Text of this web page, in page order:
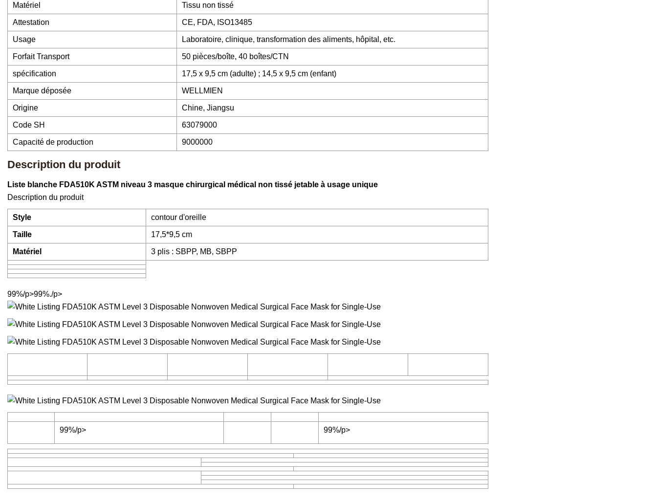
Matériel Tissu non tissé
Attestation CE, FDA, ISO13485
Usage Laboratoire, clinique, transformation des aliments, hôpital, etc.
Forfait Transport 50 pièces/boîte, 40 boîtes/CTN
spécification 17,5 x 9,5 cm (adulte) ; 14,5 x 9,5 cm (enfant)
Marque déposée WELLMIEN
Origine Chine, Jiangsu
Code SH 63079000
Capacité de production 9000000
Description du produit
Liste blanche FDA510K ASTM niveau 3 masque chirurgical médical non tissé jetable à usage unique
Description du produit
Style contour d'oreille
Taille 17,5*9,5 cm
Matériel 3 plis : SBPP, MB, SBPP
99%/p>99%./p>
99%/p> 99%/p>